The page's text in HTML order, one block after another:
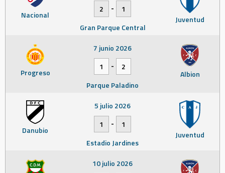
Nacional Juventud
2
-
1
Gran Parque Central
Progreso Albion
7 junio 2026
1
-
2
Parque Paladino
Danubio Juventud
5 julio 2026
1
-
1
Estadio Jardines
10 julio 2026